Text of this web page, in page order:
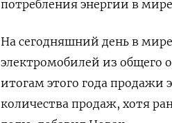
потребления энергии в
На сегодняшний день в
электромобилей из общего
итогам этого года продажи
количества продаж, хотя